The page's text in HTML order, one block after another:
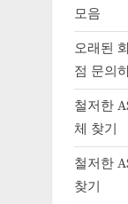
모음
오래된
점 문의
철저한
체 찾기
철저한
찾기